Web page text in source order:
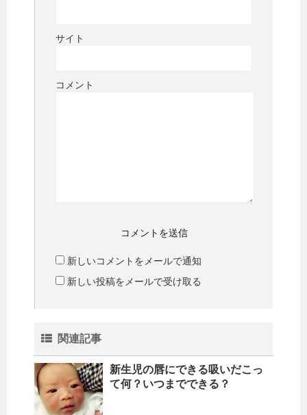
サイト
コメント
新しいコメントをメールで通知
新しい投稿をメールで受け取る
関連記事
新生児の唇にできる吸いだこっ
て何？いつまでできる？